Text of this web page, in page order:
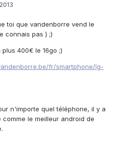
toi que vandenborre vend le
connais pas ) ;)
400€ le 16go ;)
fr/smartphone/lg-
n'importe quel téléphone, il y a
le meilleur android de